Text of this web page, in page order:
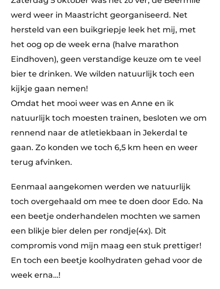
werd weer in Maastricht georganiseerd. Net
hersteld van een buikgriepje leek het mij, met
het oog op de week erna (halve marathon
Eindhoven), geen verstandige keuze om te veel
bier te drinken. We wilden natuurlijk toch een
kijkje gaan nemen!
Omdat het mooi weer was en Anne en ik
natuurlijk toch moesten trainen, besloten we om
rennend naar de atletiekbaan in Jekerdal te
gaan. Zo konden we toch 6,5 km heen en weer
terug afvinken.
Eenmaal aangekomen werden we natuurlijk
toch overgehaald om mee te doen door Edo. Na
een beetje onderhandelen mochten we samen
een blikje bier delen per rondje(4x). Dit
compromis vond mijn maag een stuk prettiger!
En toch een beetje koolhydraten gehad voor de
week erna…!